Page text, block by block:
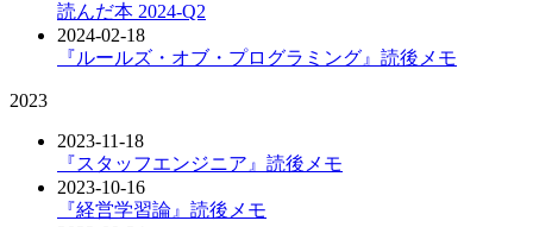
読んだ本 2024-Q2
2024-02-18
『ルールズ・オブ・プログラミング』読後メモ
2023
2023-11-18
『スタッフエンジニア』読後メモ
2023-10-16
『経営学習論』読後メモ